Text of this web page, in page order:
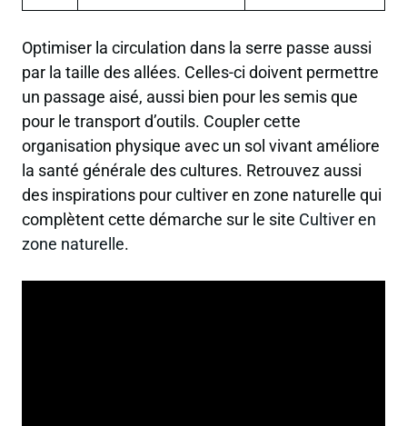
Optimiser la circulation dans la serre passe aussi
par la taille des allées. Celles-ci doivent permettre
un passage aisé, aussi bien pour les semis que
pour le transport d’outils. Coupler cette
organisation physique avec un sol vivant améliore
la santé générale des cultures. Retrouvez aussi
des inspirations pour cultiver en zone naturelle qui
complètent cette démarche sur le site Cultiver en
zone naturelle.